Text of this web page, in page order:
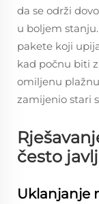
da se održi
u boljem
pakete koji
kad počnu biti
omiljenu
zamijenio stari
često
Uklanjanje